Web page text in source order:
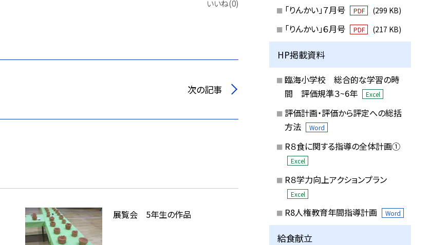
いいね(0)
次の記事
展覧会 5年生の作品
「りんかい」７月号 PDF (299 KB)
「りんかい」６月号 PDF (217 KB)
HP掲載資料
臨海小学校 総合的な学習の時
間 評価規準３~6年
Excel
評価計画・評価から評定への総括
方法
Word
R８食に関する指導の全体計画①
Excel
R８学力向上アクションプラン
Excel
R8人権教育年間指導計画 Word
給食献立